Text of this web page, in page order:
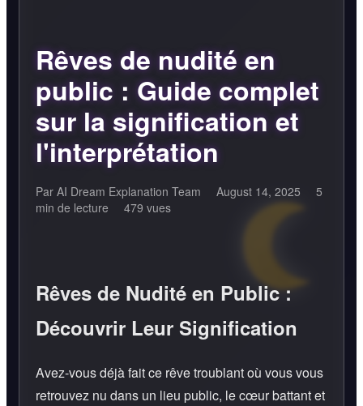
Rêves de nudité en
public : Guide complet
sur la signification et
l'interprétation
Par AI Dream Explanation Team August 14, 2025
5
min de lecture
479 vues
Rêves de Nudité en Public :
Découvrir Leur Signification
Avez-vous déjà fait ce rêve troublant où vous vous
retrouvez nu dans un lieu public, le cœur battant et